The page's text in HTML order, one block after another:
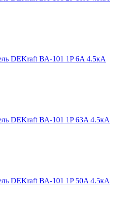
DEKraft ВА-101 1P 6A 4.5кА
DEKraft ВА-101 1P 63A 4.5кА
DEKraft ВА-101 1P 50A 4.5кА